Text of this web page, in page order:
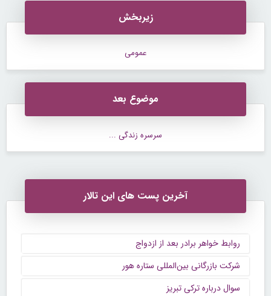
زیربخش
عمومی
موضوع بعد
سرسره زندگی ...
آخرین پست های این تالار
روابط خواهر برادر بعد از ازدواج
شرکت بازرگانی بین‌المللی ستاره هور
سوال درباره ترکی تبریز